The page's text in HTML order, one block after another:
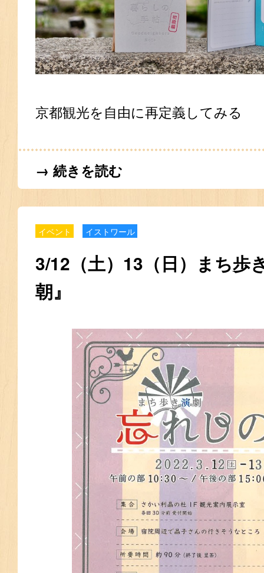
京都観光を自由に再定義してみる
→ 続きを読む
イベント イストワール
3/12（土）13（日）まち歩
朝』